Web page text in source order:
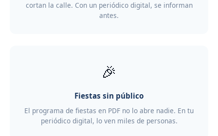
cortan la calle. Con un periódico digital, se informan
antes.
🎉
Fiestas sin público
El programa de fiestas en PDF no lo abre nadie. En tu
periódico digital, lo ven miles de personas.